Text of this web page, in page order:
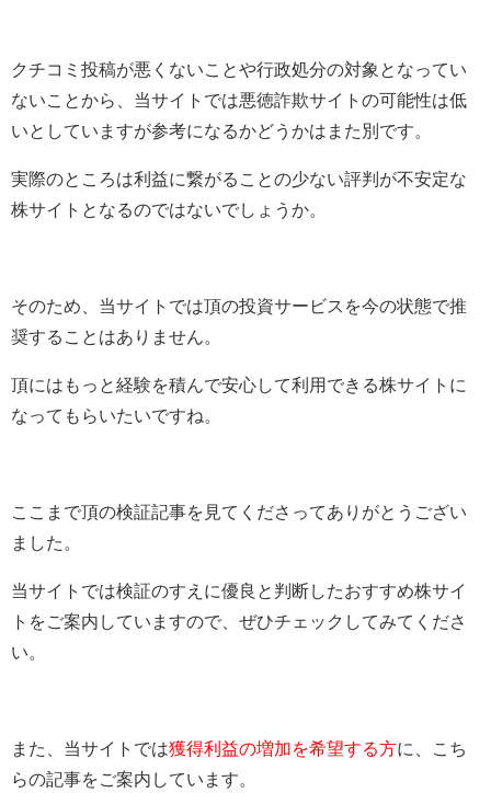
クチコミ投稿が悪くないことや行政処分の対象となってい
ないことから、当サイトでは悪徳詐欺サイトの可能性は低
いとしていますが参考になるかどうかはまた別です。
実際のところは利益に繋がることの少ない評判が不安定な
株サイトとなるのではないでしょうか。
そのため、当サイトでは頂の投資サービスを今の状態で推
奨することはありません。
頂にはもっと経験を積んで安心して利用できる株サイトに
なってもらいたいですね。
ここまで頂の検証記事を見てくださってありがとうござい
ました。
当サイトでは検証のすえに優良と判断したおすすめ株サイ
トをご案内していますので、ぜひチェックしてみてくださ
い。
また、当サイトでは獲得利益の増加を希望する方に、こち
らの記事をご案内しています。